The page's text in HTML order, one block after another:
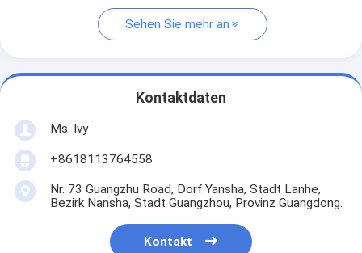
Sehen Sie mehr an
Kontaktdaten
Ms. Ivy
+8618113764558
Nr. 73 Guangzhu Road, Dorf Yansha, Stadt Lanhe,
Bezirk Nansha, Stadt Guangzhou, Provinz Guangdong.
Kontakt